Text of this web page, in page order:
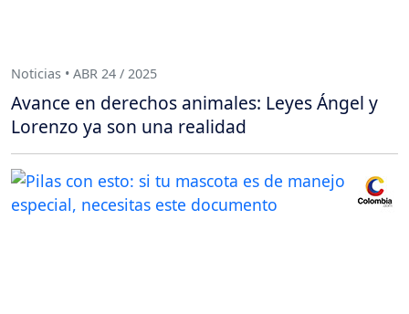
Noticias • ABR 24 / 2025
Avance en derechos animales: Leyes Ángel y
Lorenzo ya son una realidad